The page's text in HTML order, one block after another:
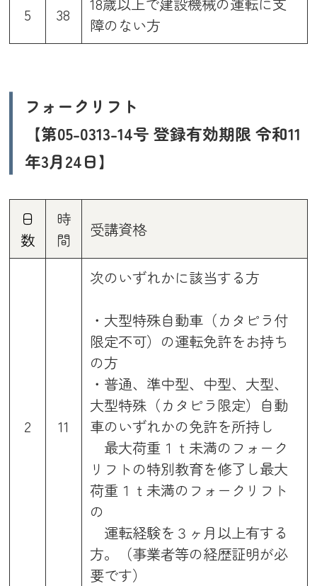
5 38
障のない方
フォークリフト
【第05-0313-14号 登録有効期限 令和11
年3月24日】
日
数
時
間
受講資格
2 11
次のいずれかに該当する方
・大型特殊自動車（カタピラ付
限定不可）の運転免許をお持ち
の方
・普通、準中型、中型、大型、
大型特殊（カタピラ限定）自動
車のいずれかの免許を所持し
最大荷重１ｔ未満のフォーク
リフトの特別教育を修了し最大
荷重１ｔ未満のフォークリフト
の
運転経験を３ヶ月以上有する
方。（事業者等の経歴証明が必
要です）